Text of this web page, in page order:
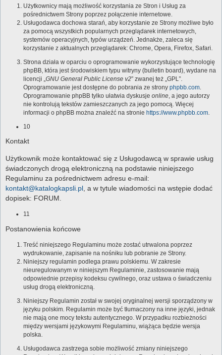
Użytkownicy mają możliwość korzystania ze Stron i Usług za
pośrednictwem Strony poprzez połączenie internetowe.
Usługodawca dochowa starań, aby korzystanie ze Strony możliwe było
za pomocą wszystkich popularnych przeglądarek internetowych,
systemów operacyjnych, typów urządzeń. Jednakże, zaleca się
korzystanie z aktualnych przeglądarek: Chrome, Opera, Firefox, Safari.
Strona działa w oparciu o oprogramowanie wykorzystujące technologię
phpBB, która jest środowiskiem typu witryny (bulletin board), wydane na
licencji „ GNU General Public License v2” zwanej też „GPL”.
Oprogramowanie jest dostępne do pobrania ze strony phpbb.com
Oprogramowanie phpBB tylko ułatwia dyskusje online , a jego autorzy
nie kontrolują tekstów zamieszczanych za jego pomocą. Więcej
informacji o phpBB można znaleźć na stronie https://www.phpbb.com
10
Kontakt
Użytkownik może kontaktować się z Usługodawcą w sprawie usług
świadczonych drogą elektroniczną na podstawie niniejszego
Regulaminu za pośrednictwem adresu e-mail:
kontakt@katalogkapsli.pl , a w tytule wiadomości na wstępie dodać
dopisek: FORUM.
11
Postanowienia końcowe
Treść niniejszego Regulaminu może zostać utrwalona poprzez
wydrukowanie, zapisanie na nośniku lub pobranie ze Strony.
Niniejszy regulamin podlega prawu polskiemu. W zakresie
nieuregulowanym w niniejszym Regulaminie, zastosowanie mają
odpowiednie przepisy kodeksu cywilnego, oraz ustawa o świadczeniu
usług drogą elektroniczną.
Niniejszy Regulamin został w swojej oryginalnej wersji sporządzony w
języku polskim. Regulamin może być tłumaczony na inne języki, jednak
nie mają one mocy tekstu autentycznego. W przypadku rozbieżności
między wersjami językowymi Regulaminu, wiążąca będzie wersja
polska.
Usługodawca zastrzega sobie możliwość zmiany niniejszego